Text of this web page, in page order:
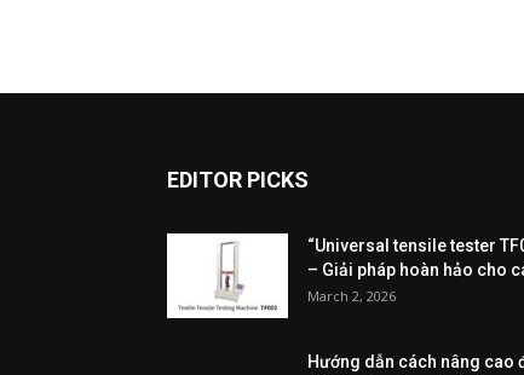
EDITOR PICKS
“Universal tensile tester
– Giải pháp hoàn hảo cho
March 2, 2026
Hướng dẫn cách nâng cao